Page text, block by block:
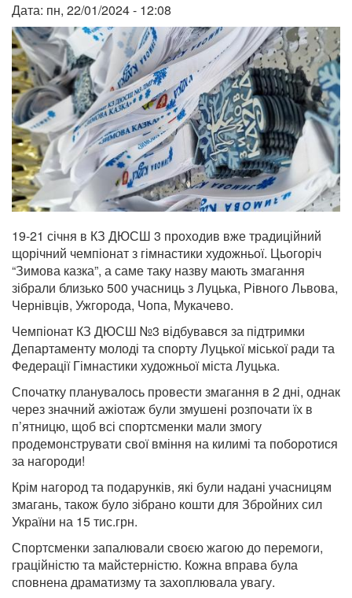
Дата: пн, 22/01/2024 - 12:08
19-21 січня в КЗ ДЮСШ 3 проходив вже традиційний
щорічний чемпіонат з гімнастики художньої. Цьогоріч
“Зимова казка”, а саме таку назву мають змагання
зібрали близько 500 учасниць з Луцька, Рівного Львова,
Чернівців, Ужгорода, Чопа, Мукачево.
Чемпіонат КЗ ДЮСШ №3 відбувався за підтримки
Департаменту молоді та спорту Луцької міської ради та
Федерації Гімнастики художньої міста Луцька.
Спочатку планувалось провести змагання в 2 дні, однак
через значний ажіотаж були змушені розпочати їх в
п’ятницю, щоб всі спортсменки мали змогу
продемонструвати свої вміння на килимі та поборотися
за нагороди!
Крім нагород та подарунків, які були надані учасницям
змагань, також було зібрано кошти для Збройних сил
України на 15 тис.грн.
Спортсменки запалювали своєю жагою до перемоги,
граційністю та майстерністю. Кожна вправа була
сповнена драматизму та захоплювала увагу.